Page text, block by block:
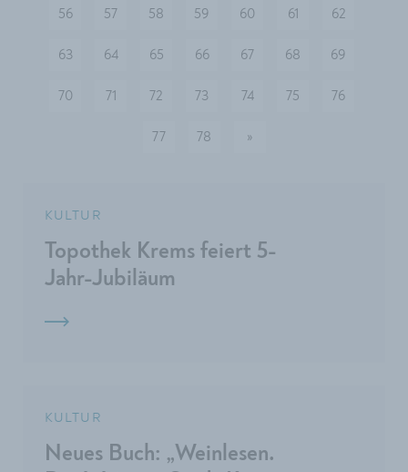
56 57 58 59 60 61 62
63 64 65 66 67 68 69
70 71 72 73 74 75 76
77 78 »
KULTUR
Topothek Krems feiert 5-
Jahr-Jubiläum
KULTUR
Neues Buch: „Weinlesen.